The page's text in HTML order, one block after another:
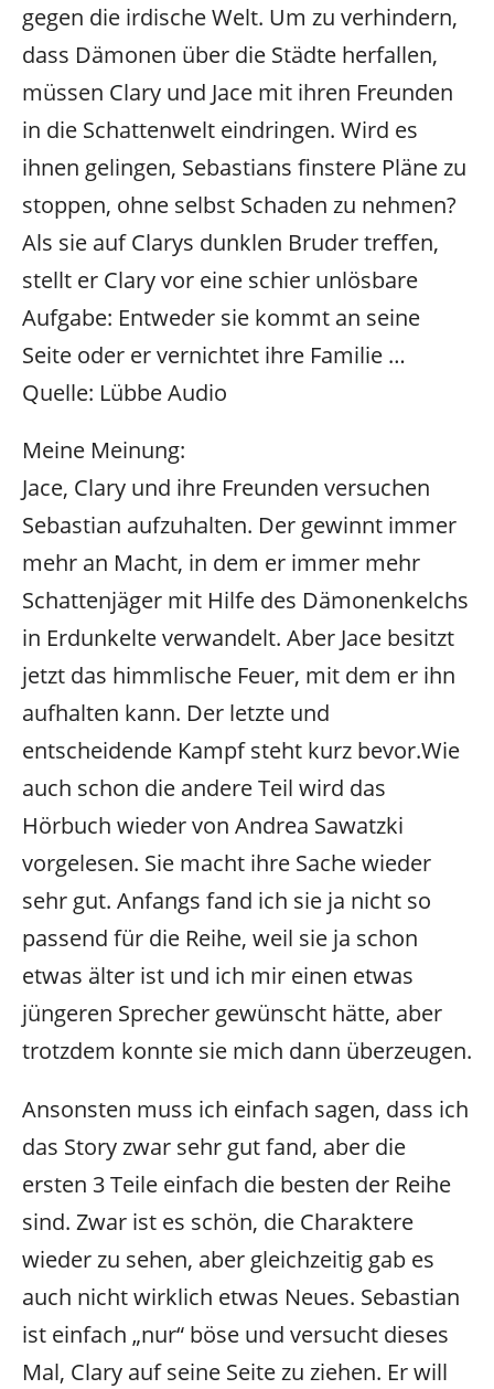
gegen die irdische Welt. Um zu verhindern,
dass Dämonen über die Städte herfallen,
müssen Clary und Jace mit ihren Freunden
in die Schattenwelt eindringen. Wird es
ihnen gelingen, Sebastians finstere Pläne zu
stoppen, ohne selbst Schaden zu nehmen?
Als sie auf Clarys dunklen Bruder treffen,
stellt er Clary vor eine schier unlösbare
Aufgabe: Entweder sie kommt an seine
Seite oder er vernichtet ihre Familie …
Quelle: Lübbe Audio
Meine Meinung:
Jace, Clary und ihre Freunden versuchen
Sebastian aufzuhalten. Der gewinnt immer
mehr an Macht, in dem er immer mehr
Schattenjäger mit Hilfe des Dämonenkelchs
in Erdunkelte verwandelt. Aber Jace besitzt
jetzt das himmlische Feuer, mit dem er ihn
aufhalten kann. Der letzte und
entscheidende Kampf steht kurz bevor.Wie
auch schon die andere Teil wird das
Hörbuch wieder von Andrea Sawatzki
vorgelesen. Sie macht ihre Sache wieder
sehr gut. Anfangs fand ich sie ja nicht so
passend für die Reihe, weil sie ja schon
etwas älter ist und ich mir einen etwas
jüngeren Sprecher gewünscht hätte, aber
trotzdem konnte sie mich dann überzeugen.
Ansonsten muss ich einfach sagen, dass ich
das Story zwar sehr gut fand, aber die
ersten 3 Teile einfach die besten der Reihe
sind. Zwar ist es schön, die Charaktere
wieder zu sehen, aber gleichzeitig gab es
auch nicht wirklich etwas Neues. Sebastian
ist einfach „nur“ böse und versucht dieses
Mal, Clary auf seine Seite zu ziehen. Er will